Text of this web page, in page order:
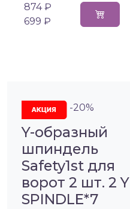
874 ₽
699 ₽
-20%
Y-образный
шпиндель
Safety1st для
ворот 2 шт. 2 Y
SPINDLE*7